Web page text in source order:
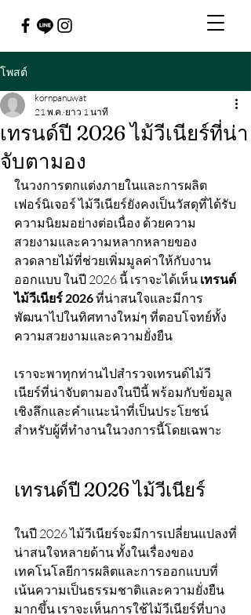
โพสต์
เทรนด์ปี 2026 ไม้วีเนียร์ที่น่า
จับตามอง
kornpanuwat
21 พ.ค. ยาว 1 นาที
ในวงการตกแต่งภายในและการผลิต
เฟอร์นิเจอร์ ไม้วีเนียร์ยังคงเป็นวัสดุที่ได้รับ
ความนิยมอย่างต่อเนื่อง ด้วยความ
สวยงามและความหลากหลายของ
ลวดลายไม้ที่ช่วยเพิ่มมูลค่าให้กับงาน
ออกแบบ ในปี 2026 นี้ เราจะได้เห็น เทรนด์
ไม้วีเนียร์ 2026 ที่น่าสนใจและมีการ
พัฒนาไปในทิศทางใหม่ๆ ที่ตอบโจทย์ทั้ง
ความสวยงามและความยั่งยืน
เราจะพาทุกท่านไปสำรวจเทรนด์ไม้วี
เนียร์ที่น่าจับตามองในปีนี้ พร้อมกับข้อมูล
เชิงลึกและคำแนะนำที่เป็นประโยชน์
สำหรับผู้ที่ทำงานในวงการนี้โดยเฉพาะ
เทรนด์ปี 2026 ไม้วีเนียร์
ในปี 2026 ไม้วีเนียร์จะมีการเปลี่ยนแปลงที่
น่าสนใจหลายด้าน ทั้งในเรื่องของ
เทคโนโลยีการผลิตและการออกแบบที่
เน้นความเป็นธรรมชาติและความยั่งยืน
มากขึ้น เราจะเห็นการใช้ไม้วีเนียร์ที่บาง